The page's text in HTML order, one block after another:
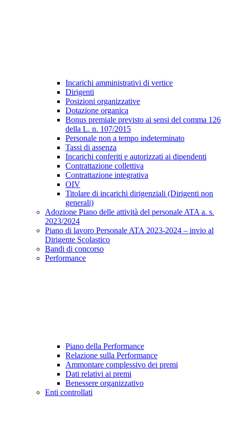
Incarichi amministrativi di vertice
Dirigenti
Posizioni organizzative
Dotazione organica
Bonus premiale previsto ai sensi del comma 126
della L. n. 107/2015
Personale non a tempo indeterminato
Tassi di assenza
Incarichi conferiti e autorizzati ai dipendenti
Contrattazione collettiva
Contrattazione integrativa
OIV
Titolare di incarichi dirigenziali (Dirigenti non
generali)
Adozione Piano delle attività del personale ATA a. s.
2023/2024
Piano di lavoro Personale ATA 2023-2024 – invio al
Dirigente Scolastico
Bandi di concorso
Performance
Piano della Performance
Relazione sulla Performance
Ammontare complessivo dei premi
Dati relativi ai premi
Benessere organizzativo
Enti controllati